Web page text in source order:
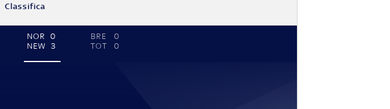
Classifica
NOR
0
NEW 3
BRE
0
TOT
0